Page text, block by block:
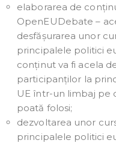
elaborarea de
OpenEUDebate –
desfășurarea unor
principalele politici
conținut va fi acela
participanților la
UE într-un limbaj pe
poată folosi;
dezvoltarea unor
principalele politici